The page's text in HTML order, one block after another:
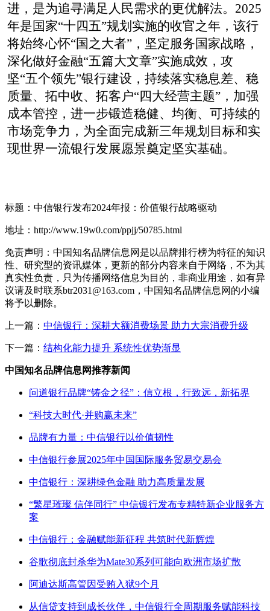
进，是为追寻满足人民需求的更优解法。 2025
年是国家“十四五”规划实施的收官之年， 该行
将始终心怀“国之大者”，坚定服务国家战略，
深化做好金融“五篇大文章”实施成效 ，攻
坚“五个领先”银行建设， 持续落实稳息差、稳
质量、 拓中收、拓客户“四大经营主题”，加强
成本管控，进一步锻造稳健、 均衡、 可持续的
市场竞争力 ，为全面完成新三年规划目标和实
现世界一流银行发展愿景奠定坚实基础。
标题：中信银行发布2024年报：价值银行战略驱动
地址：http://www.19w0.com/ppjj/50785.html
免责声明：中国知名品牌信息网是以品牌排行榜为特征的知识
性、研究型的资讯媒体，更新的部分内容来自于网络，不为其
真实性负责，只为传播网络信息为目的，非商业用途，如有异
议请及时联系btr2031@163.com，中国知名品牌信息网的小编
将予以删除。
上一篇： 中信银行：深耕大额消费场景 助力大宗消费升级
下一篇： 结构化能力提升 系统性优势渐显
中国知名品牌信息网推荐新闻
问道银行品牌“铸金之径”：信立根，行致远，新拓界
“科技大时代·并购赢未来”
品牌有力量：中信银行以价值韧性
中信银行参展2025年中国国际服务贸易交易会
中信银行：深耕绿色金融 助力高质量发展
“繁星璀璨 信伴同行” 中信银行发布专精特新企业服务方
案
中信银行：金融赋能新征程 共筑时代新辉煌
谷歌彻底封杀华为Mate30系列可能向欧洲市场扩散
阿迪达斯高管因受贿入狱9个月
从信贷支持到成长伙伴，中信银行全周期服务赋能科技